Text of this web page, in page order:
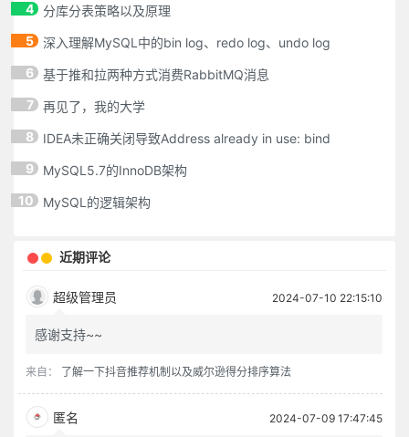
4
分库分表策略以及原理
5 深入理解MySQL中的bin log、redo log、undo log
6 基于推和拉两种方式消费RabbitMQ消息
7 再见了，我的大学
8
IDEA未正确关闭导致Address already in use: bind
9
MySQL5.7的InnoDB架构
10
MySQL的逻辑架构
近期评论
超级管理员 2024-07-10 22:15:10
感谢支持~~
来自： 了解一下抖音推荐机制以及威尔逊得分排序算法
匿名 2024-07-09 17:47:45